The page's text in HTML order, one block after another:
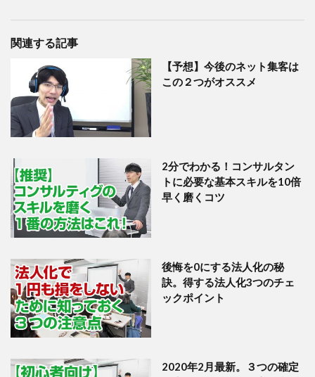
関連する記事
【予想】今後のネット集客は
この２つがオススメ
2分でわかる！コンサルタン
トに必要な基本スキルを10倍
早く磨くコツ
後悔を0にする法人化の秘
訣。得する法人化3つのチェ
ックポイント
2020年2月最新。３つの確定